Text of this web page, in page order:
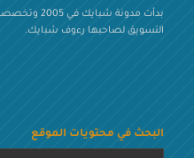
بدأت مدونة
التسويق لصاحبها رءوف شبايك.
البحث في محتويات الموقع